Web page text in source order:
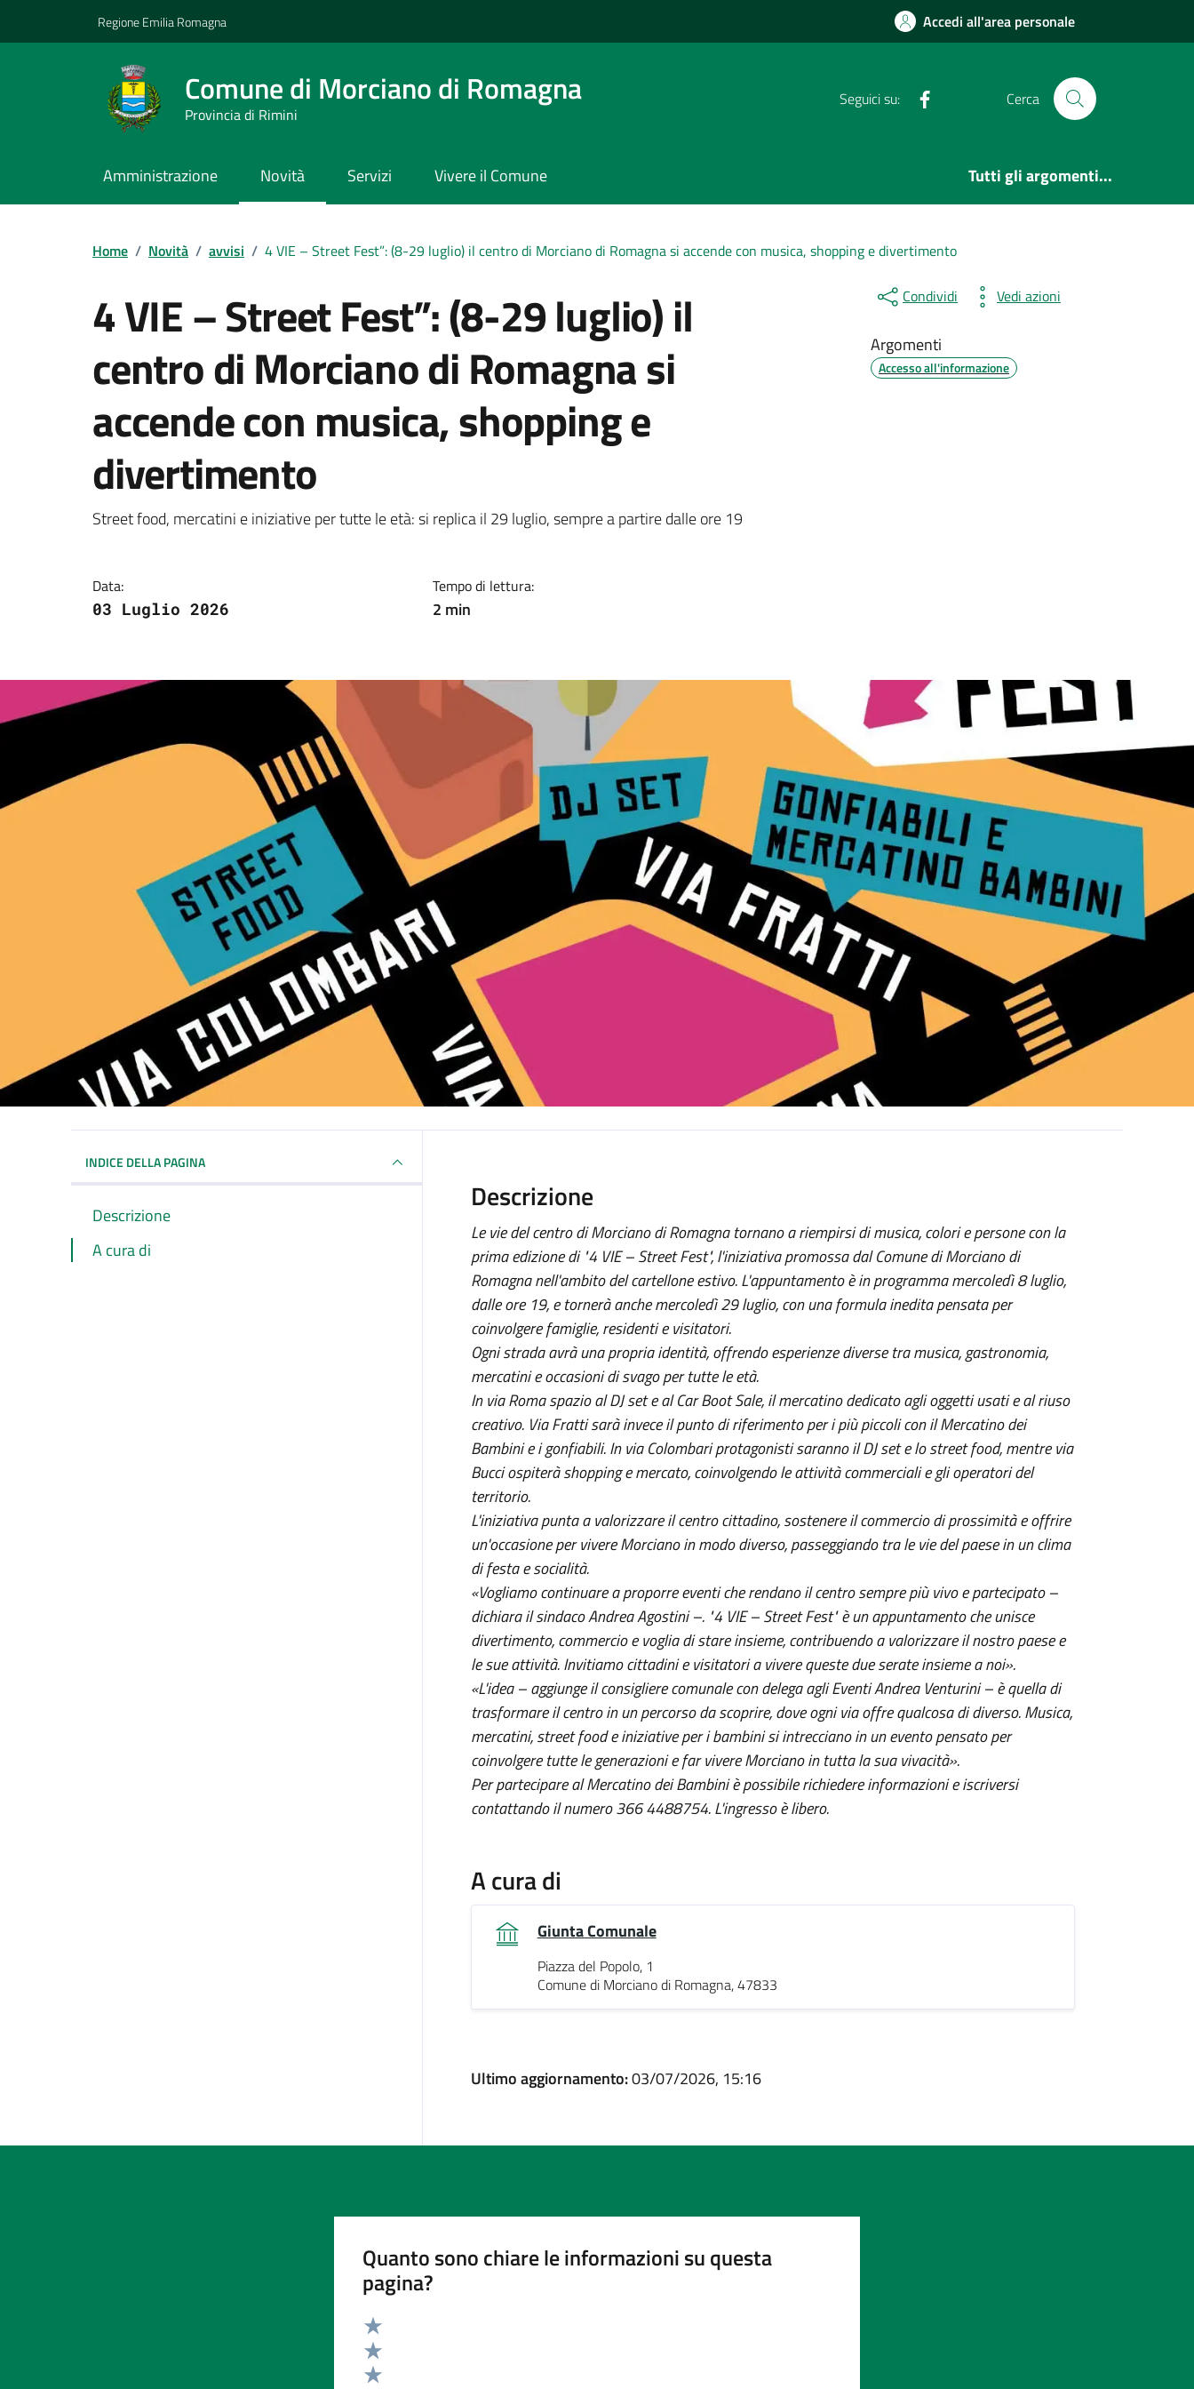
Regione Emilia Romagna Accedi all'area personale
Comune di Morciano di Romagna
Provincia di Rimini
Seguici su: Cerca
Amministrazione Novità Servizi Vivere il Comune Tutti gli argomenti...
Home / Novità / avvisi / 4 VIE – Street Fest”: (8-29 luglio) il centro di Morciano di Romagna si accende con musica, shopping e divertimento
4 VIE – Street Fest”: (8-29 luglio) il
centro di Morciano di Romagna si
accende con musica, shopping e
divertimento
Dettagli della notizia
Street food, mercatini e iniziative per tutte le età: si replica il 29 luglio, sempre a partire dalle ore 19
Data:
03 Luglio 2026
Tempo di lettura:
2 min
Condividi Vedi azioni
Argomenti
Accesso all'informazione
INDICE DELLA PAGINA
Descrizione
A cura di
Descrizione
Le vie del centro di Morciano di Romagna tornano a riempirsi di musica, colori e persone con la
prima edizione di "4 VIE – Street Fest", l'iniziativa promossa dal Comune di Morciano di
Romagna nell'ambito del cartellone estivo. L'appuntamento è in programma mercoledì 8 luglio,
dalle ore 19, e tornerà anche mercoledì 29 luglio, con una formula inedita pensata per
coinvolgere famiglie, residenti e visitatori.
Ogni strada avrà una propria identità, offrendo esperienze diverse tra musica, gastronomia,
mercatini e occasioni di svago per tutte le età.
In via Roma spazio al DJ set e al Car Boot Sale, il mercatino dedicato agli oggetti usati e al riuso
creativo. Via Fratti sarà invece il punto di riferimento per i più piccoli con il Mercatino dei
Bambini e i gonfiabili. In via Colombari protagonisti saranno il DJ set e lo street food, mentre via
Bucci ospiterà shopping e mercato, coinvolgendo le attività commerciali e gli operatori del
territorio.
L'iniziativa punta a valorizzare il centro cittadino, sostenere il commercio di prossimità e offrire
un'occasione per vivere Morciano in modo diverso, passeggiando tra le vie del paese in un clima
di festa e socialità.
«Vogliamo continuare a proporre eventi che rendano il centro sempre più vivo e partecipato –
dichiara il sindaco Andrea Agostini –. "4 VIE – Street Fest" è un appuntamento che unisce
divertimento, commercio e voglia di stare insieme, contribuendo a valorizzare il nostro paese e
le sue attività. Invitiamo cittadini e visitatori a vivere queste due serate insieme a noi».
«L'idea – aggiunge il consigliere comunale con delega agli Eventi Andrea Venturini – è quella di
trasformare il centro in un percorso da scoprire, dove ogni via offre qualcosa di diverso. Musica,
mercatini, street food e iniziative per i bambini si intrecciano in un evento pensato per
coinvolgere tutte le generazioni e far vivere Morciano in tutta la sua vivacità».
Per partecipare al Mercatino dei Bambini è possibile richiedere informazioni e iscriversi
contattando il numero 366 4488754. L'ingresso è libero.
A cura di
Giunta Comunale
Piazza del Popolo, 1
Comune di Morciano di Romagna, 47833
Ultimo aggiornamento:03/07/2026, 15:16
Quanto sono chiare le informazioni su questa
pagina?
Valuta 5 stelle su 5
Valuta 4 stelle su 5